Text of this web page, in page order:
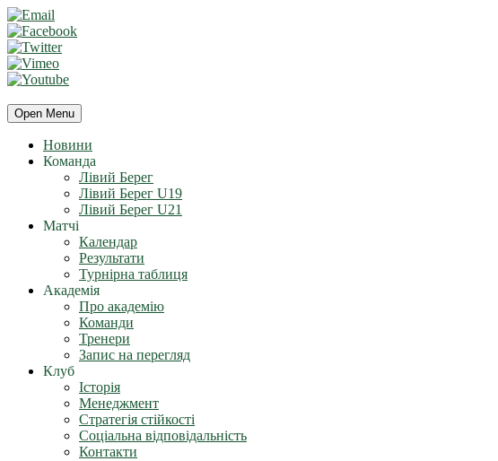
Open Menu
Новини
Команда
Лівий Берег
Лівий Берег U19
Лівий Берег U21
Матчі
Календар
Результати
Турнірна таблиця
Академія
Про академію
Команди
Тренери
Запис на перегляд
Клуб
Історія
Менеджмент
Стратегія стійкості
Соціальна відповідальність
Контакти